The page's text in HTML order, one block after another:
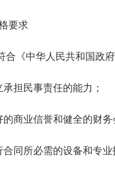
要求
合《中华人民共和国政
承担民事责任的能力；
的商业信誉和健全的财务
合同所必需的设备和专业